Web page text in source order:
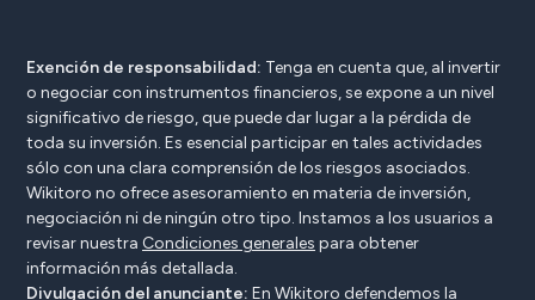
Exención de responsabilidad: Tenga en cuenta que, al invertir
o negociar con instrumentos financieros, se expone a un nivel
significativo de riesgo, que puede dar lugar a la pérdida de
toda su inversión. Es esencial participar en tales actividades
sólo con una clara comprensión de los riesgos asociados.
Wikitoro no ofrece asesoramiento en materia de inversión,
negociación ni de ningún otro tipo. Instamos a los usuarios a
revisar nuestra Condiciones generales para obtener
información más detallada.
Divulgación del anunciante: En Wikitoro defendemos la